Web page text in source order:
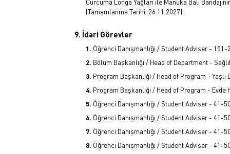
Curcuma Longa Yağları ile Manuka Balı
(Tamamlanma Tarihi :26.11.2027),
9. İdari Görevler
Öğrenci Danışmanlığı / Student Adviser -
Bölüm Başkanlığı / Head of Department -
Program Başkanlığı / Head of Program - Yaşlı
Program Başkanlığı / Head of Program - Evde
Öğrenci Danışmanlığı / Student Adviser - 41-
Öğrenci Danışmanlığı / Student Adviser - 41-
Öğrenci Danışmanlığı / Student Adviser - 41-
Öğrenci Danışmanlığı / Student Adviser - 41-